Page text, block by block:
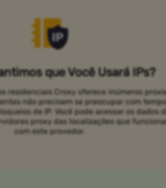
que Você Usará IPs?
residenciais Croxy oferece inúmeros
não precisem se preocupar com
de IP. Você pode acessar os dados
proxy das localizações que
com este provedor.